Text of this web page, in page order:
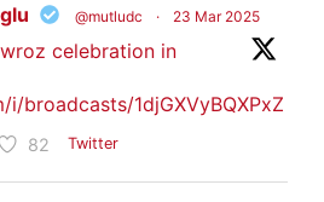
@mutludc · 23 Mar 2025
celebration in
broadcasts/1djGXVyBQXPxZ
82 Twitter